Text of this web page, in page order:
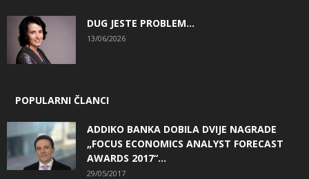
DUG JESTE PROBLEM…
13/06/2026
POPULARNI ČLANCI
ADDIKO BANKA DOBILA DVIJE NAGRADE
„FOCUS ECONOMICS ANALYST FORECAST
AWARDS 2017“...
29/05/2017